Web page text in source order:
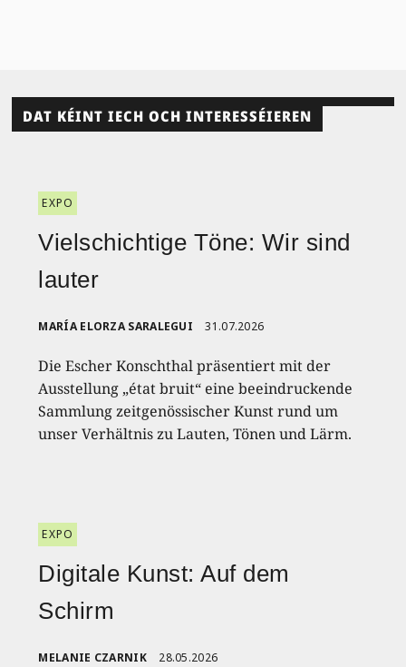
DAT KÉINT IECH OCH INTERESSÉIEREN
EXPO
Vielschichtige Töne: Wir sind
lauter
MARÍA ELORZA SARALEGUI 31.07.2026
Die Escher Konschthal präsentiert mit der
Ausstellung „état bruit“ eine beeindruckende
Sammlung zeitgenössischer Kunst rund um
unser Verhältnis zu Lauten, Tönen und Lärm.
EXPO
Digitale Kunst: Auf dem
Schirm
MELANIE CZARNIK 28.05.2026